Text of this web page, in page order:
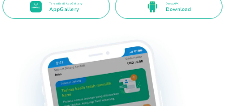
Tersedia di AppGallery
AppGallery
Direct APK
Download